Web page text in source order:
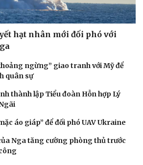
Tình yêu - Gia đình
hạt nhân mới đối phó với
ngừng” giao tranh với Mỹ để
quân sự
thành lập Tiểu đoàn Hỗn hợp Lý
áo giáp” để đối phó UAV Ukraine
Nga tăng cường phòng thủ trước